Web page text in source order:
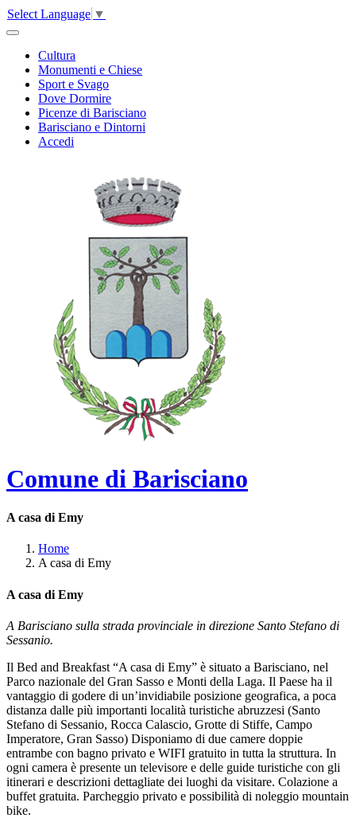
Select Language ▼
Cultura
Monumenti e Chiese
Sport e Svago
Dove Dormire
Picenze di Barisciano
Barisciano e Dintorni
Accedi
Comune di Barisciano
A casa di Emy
Home
A casa di Emy
A casa di Emy
A Barisciano sulla strada provinciale in direzione Santo Stefano di
Sessanio.
Il Bed and Breakfast “A casa di Emy” è situato a Barisciano, nel
Parco nazionale del Gran Sasso e Monti della Laga. Il Paese ha il
vantaggio di godere di un’invidiabile posizione geografica, a poca
distanza dalle più importanti località turistiche abruzzesi (Santo
Stefano di Sessanio, Rocca Calascio, Grotte di Stiffe, Campo
Imperatore, Gran Sasso) Disponiamo di due camere doppie
entrambe con bagno privato e WIFI gratuito in tutta la struttura. In
ogni camera è presente un televisore e delle guide turistiche con gli
itinerari e descrizioni dettagliate dei luoghi da visitare. Colazione a
buffet gratuita. Parcheggio privato e possibilità di noleggio mountain
bike.